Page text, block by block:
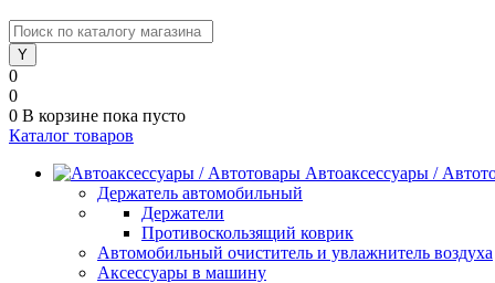
0
0
0 В корзине пока пусто
Каталог товаров
Автоаксессуары /
Держатель автомобильный
Держатели
Противоскользящий коврик
Автомобильный очиститель и увлажнитель воздуха
Аксессуары в машину